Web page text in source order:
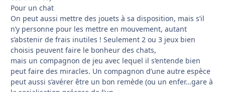
Pour un chat
On peut aussi mettre des jouets à sa disposition, mais s’il
n’y personne pour les mettre en mouvement, autant
s’abstenir de frais inutiles ! Seulement 2 ou 3 jeux bien
choisis peuvent faire le bonheur des chats,
mais un compagnon de jeu avec lequel il s’entende bien
peut faire des miracles. Un compagnon d’une autre espèce
peut aussi s’avérer être un bon remède (ou un enfer…gare à